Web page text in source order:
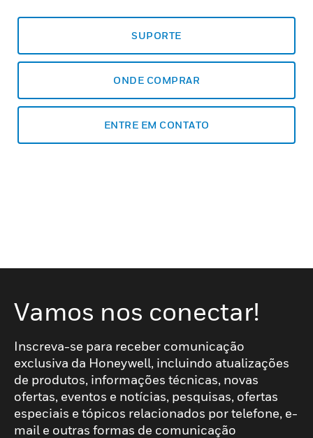
SUPORTE
ONDE COMPRAR
ENTRE EM CONTATO
Vamos nos conectar!
Inscreva-se para receber comunicação
exclusiva da Honeywell, incluindo atualizações
de produtos, informações técnicas, novas
ofertas, eventos e notícias, pesquisas, ofertas
especiais e tópicos relacionados por telefone, e-
mail e outras formas de comunicação